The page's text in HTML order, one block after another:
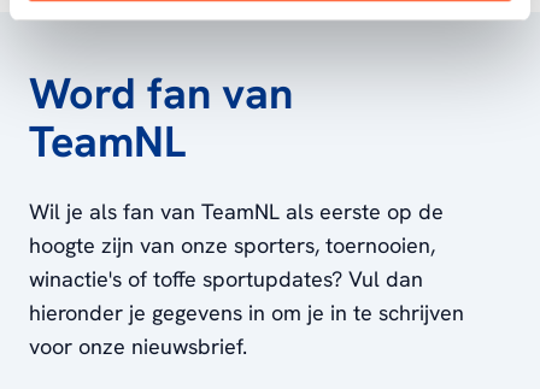
Word fan van
TeamNL
Wil je als fan van TeamNL als eerste op de
hoogte zijn van onze sporters, toernooien,
winactie's of toffe sportupdates? Vul dan
hieronder je gegevens in om je in te schrijven
voor onze nieuwsbrief.